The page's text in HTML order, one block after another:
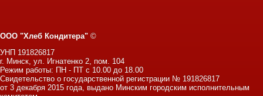
ООО "Хлеб Кондитера" ©
УНП 191826817
г. Минск, ул. Игнатенко 2, пом. 104
Режим работы: ПН - ПТ с 10.00 до 18.00
Свидетельство о государственной регистрации № 191826817
от 3 декабря 2015 года, выдано Минским городским исполнительным